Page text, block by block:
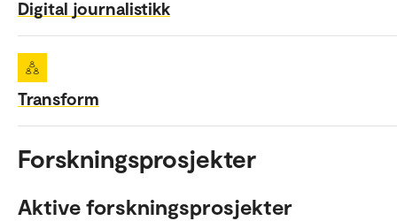
Digital journalistikk
Transform
Forskningsprosjekter
Aktive forskningsprosjekter